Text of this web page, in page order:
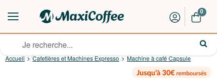
0
Accueil Cafetières et Machines Expresso Machine à café Capsule